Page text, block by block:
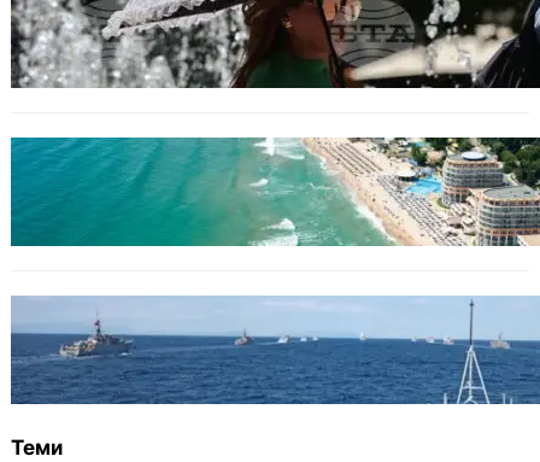
Жега до 37°: НИМХ обяви оранжев и жълт
код за опасно време.
ИКОНОМИКА
Интерактивна карта показва всички водни
бази по Черноморието
Нов минен ловец за българския флот
пристига до края на годината
Теми